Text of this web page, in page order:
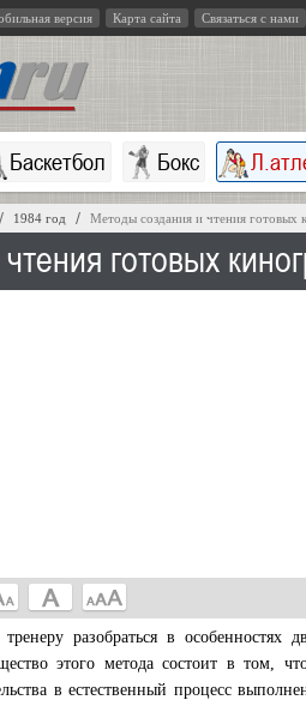
версия Карта сайта Связаться с нами
Баскетбол Бокс
1984 год Методы создания и чтения готовых
готовых
разобраться в особенностях
этого метода состоит в том,
в естественный процесс